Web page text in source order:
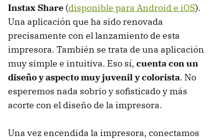
Instax Share (disponible para Android e iOS).
Una aplicación que ha sido renovada
precisamente con el lanzamiento de esta
impresora. También se trata de una aplicación
muy simple e intuitiva. Eso sí, cuenta con un
diseño y aspecto muy juvenil y colorista. No
esperemos nada sobrio y sofisticado y más
acorte con el diseño de la impresora.
Una vez encendida la impresora, conectamos